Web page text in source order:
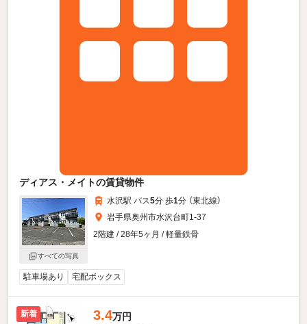
ディアス・メイトの賃貸物件
すべての写真
水沢駅 バス5分 歩1分 （東北線）
岩手県奥州市水沢台町1-37
2階建 / 28年5ヶ月 / 軽量鉄骨
駐車場あり 宅配ボックス
新着 3.4万円